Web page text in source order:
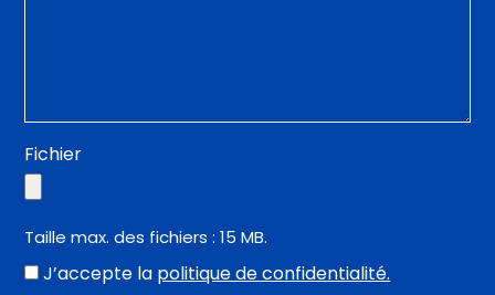
Fichier
Taille max. des fichiers : 15 MB.
(Nécessaire)
J’accepte la politique de confidentialité.